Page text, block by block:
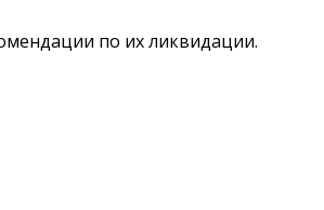
по их ликвидации.